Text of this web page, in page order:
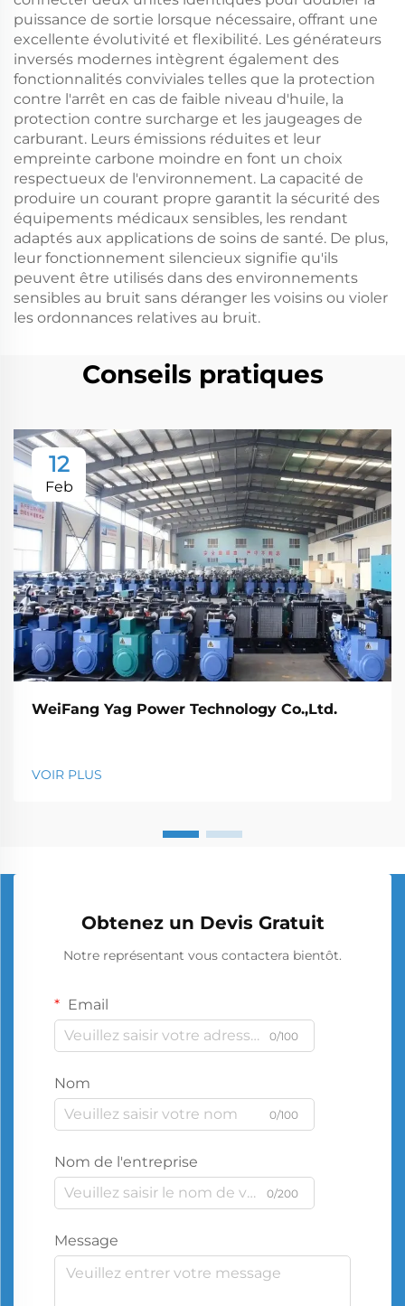
puissance de sortie lorsque nécessaire, offrant une
excellente évolutivité et flexibilité. Les générateurs
inversés modernes intègrent également des
fonctionnalités conviviales telles que la protection
contre l'arrêt en cas de faible niveau d'huile, la
protection contre surcharge et les jaugeages de
carburant. Leurs émissions réduites et leur
empreinte carbone moindre en font un choix
respectueux de l'environnement. La capacité de
produire un courant propre garantit la sécurité des
équipements médicaux sensibles, les rendant
adaptés aux applications de soins de santé. De plus,
leur fonctionnement silencieux signifie qu'ils
peuvent être utilisés dans des environnements
sensibles au bruit sans déranger les voisins ou violer
les ordonnances relatives au bruit.
Conseils pratiques
12
Feb
WeiFang Yag Power Technology Co.,Ltd.
VOIR PLUS
Obtenez un Devis Gratuit
Notre représentant vous contactera bientôt.
Email
0/100
Nom
0/100
Nom de l'entreprise
0/200
Message